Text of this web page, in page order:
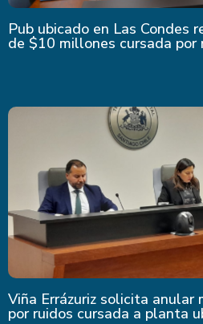
Pub ubicado en Las Condes
de $10 millones cursada por
Viña Errázuriz solicita
por ruidos cursada a planta